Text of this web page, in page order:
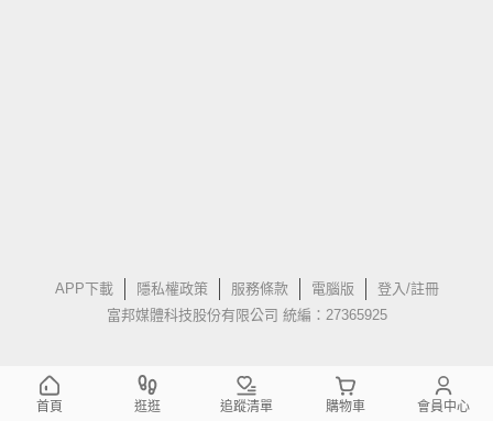
APP下載 隱私權政策 服務條款 電腦版
登入/註冊
富邦媒體科技股份有限公司 統編：27365925
首頁 逛逛 追蹤清單 購物車 會員中心